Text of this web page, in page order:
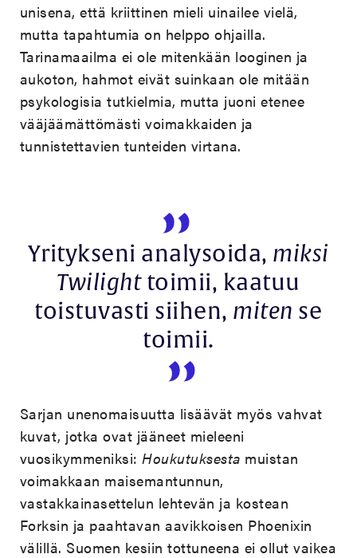
unisena, että kriittinen mieli uinailee vielä,
mutta tapahtumia on helppo ohjailla.
Tarinamaailma ei ole mitenkään looginen ja
aukoton, hahmot eivät suinkaan ole mitään
psykologisia tutkielmia, mutta juoni etenee
vääjäämättömästi voimakkaiden ja
tunnistettavien tunteiden virtana.
Yritykseni analysoida, miksi
Twilighttoimii, kaatuu
toistuvasti siihen, miten se
toimii.
Sarjan unenomaisuutta lisäävät myös vahvat
kuvat, jotka ovat jääneet mieleeni
vuosikymmeniksi:Houkutuksesta muistan
voimakkaan maisemantunnun,
vastakkainasettelun lehtevän ja kostean
Forksin ja paahtavan aavikkoisen Phoenixin
välillä. Suomen kesiin tottuneena ei ollut vaikea